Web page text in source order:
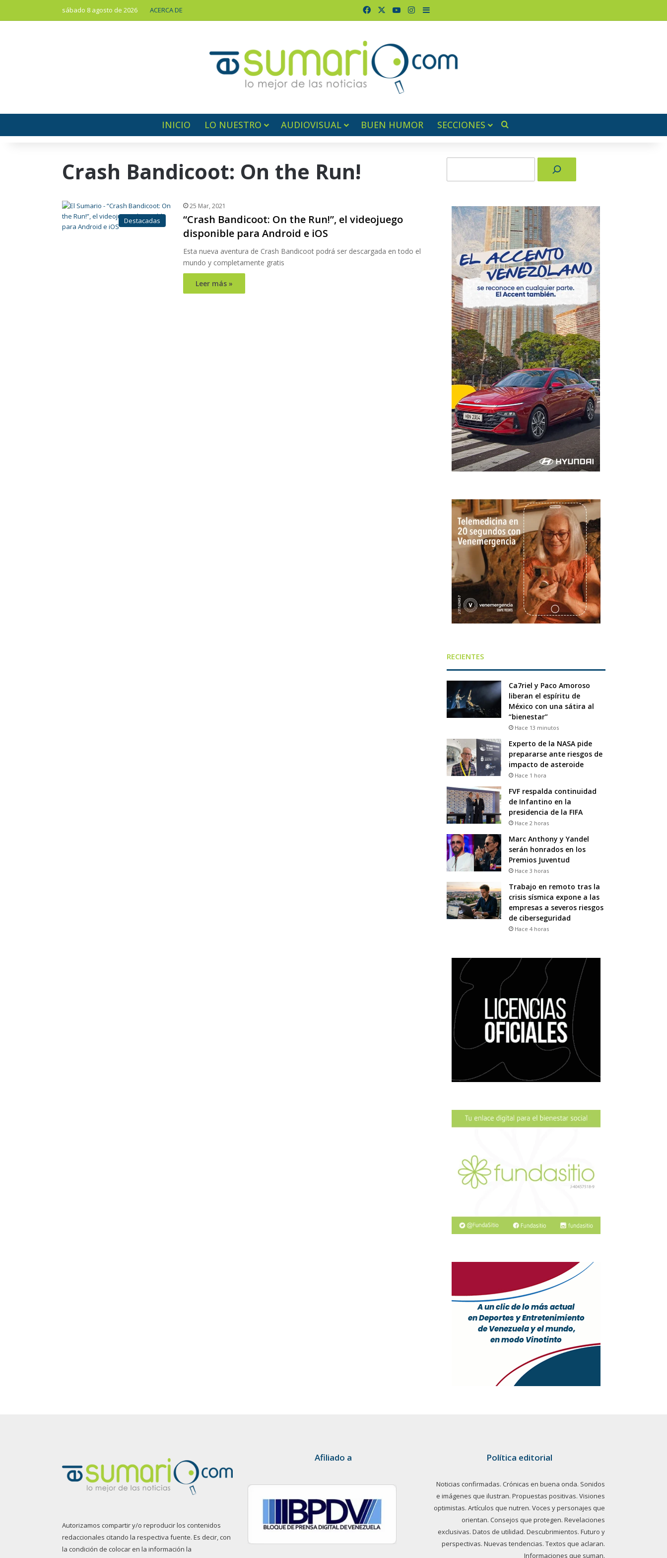
sábado 8 agosto de 2026 ACERCA DE FacebookYouTubeInstagram
Barra lateral
INICIO LO NUESTRO AUDIOVISUAL BUEN HUMOR SECCIONES
Crash Bandicoot: On the Run!
Destacadas
25 Mar, 2021
“Crash Bandicoot: On the Run!”, el videojuego
disponible para Android e iOS
Esta nueva aventura de Crash Bandicoot podrá ser descargada en todo el
mundo y completamente gratis
Leer más »
RECIENTES
Ca7riel y Paco Amoroso
liberan el espíritu de
México con una sátira al
“bienestar”
Hace 13 minutos
Experto de la NASA pide
prepararse ante riesgos de
impacto de asteroide
Hace 1 hora
FVF respalda continuidad
de Infantino en la
presidencia de la FIFA
Hace 2 horas
Marc Anthony y Yandel
serán honrados en los
Premios Juventud
Hace 3 horas
Trabajo en remoto tras la
crisis sísmica expone a las
empresas a severos riesgos
de ciberseguridad
Hace 4 horas
Autorizamos compartir y/o reproducir los contenidos
redaccionales citando la respectiva fuente. Es decir, con
la condición de colocar en la información la
Afiliado a Política editorial
Noticias confirmadas. Crónicas en buena onda. Sonidos
e imágenes que ilustran. Propuestas positivas. Visiones
optimistas. Artículos que nutren. Voces y personajes que
orientan. Consejos que protegen. Revelaciones
exclusivas. Datos de utilidad. Descubrimientos. Futuro y
perspectivas. Nuevas tendencias. Textos que aclaran.
Informaciones que suman.